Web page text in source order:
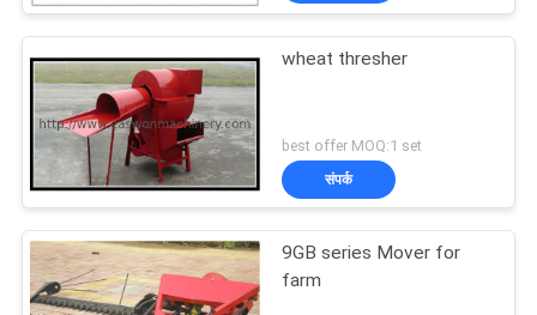
समाचार
एक
उद्धरण
की
विनती
करे
वुडवर्किंग मिलिंग मशीन
wheat thresher
best offer MOQ:1 set
संपर्क
9GB series Mover for
farm